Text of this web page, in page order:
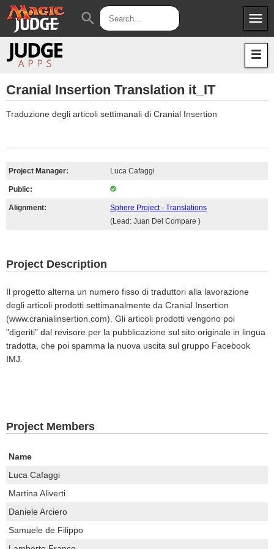
menu
Apps
Judges
JAR
search
Cranial Insertion Translation it_IT
Traduzione degli articoli settimanali di Cranial Insertion
Project Manager: Luca Cafaggi
Public:
Alignment:
Sphere Project - Translations
(Lead: Juan Del Compare )
Project Description
Il progetto alterna un numero fisso di traduttori alla lavorazione
degli articoli prodotti settimanalmente da Cranial Insertion
(www.cranialinsertion.com). Gli articoli prodotti vengono poi
"digeriti" dal revisore per la pubblicazione sul sito originale in lingua
tradotta, che poi spamma la nuova uscita sul gruppo Facebook
IMJ.
Project Members
Name
Luca Cafaggi
Martina Aliverti
Daniele Arciero
Samuele de Filippo